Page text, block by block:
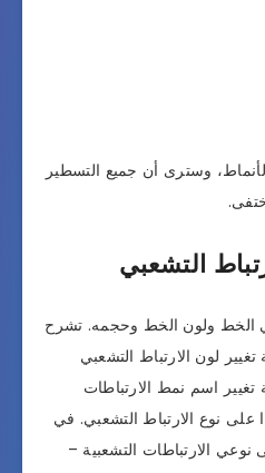
وسترى أن جميع التسطير
التشعبي
الخط ولون الخط وحجمه. تشرح
لون الارتباط التشعبي
اسم نمط الارتباطات
على نوع الارتباط التشعبي. في
الارتباطات التشعبية –